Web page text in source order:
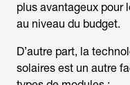
plus avantageux pour
au niveau du budget.
D’autre part, la
solaires est un autre